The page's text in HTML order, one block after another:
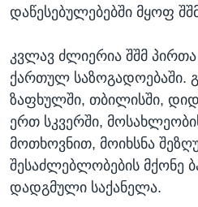
დაწესებულებებში მყოფ
კვლავ ძლიერია შშმ პირთა
ქართულ საზოგადოებაში.
ზაფხულში, თბილისში,
ერთ სკვერში,
მოთხოვნით, მოიხსნა
შესაძლებლობების მქონე
დადგმული საქანელა.